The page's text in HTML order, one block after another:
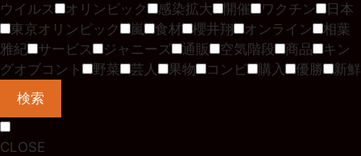
ウイルス
オリンピック 感染拡大 開催 ワクチン
日本
東京オリンピック
嵐 食材 櫻井翔 オンライン
相葉
雅紀
サービス ジャニーズ 通販 空気階段 商品
キン
グオブコント
野菜 芸人 果物 コンビ 購入 優勝
新鮮
検索
CLOSE